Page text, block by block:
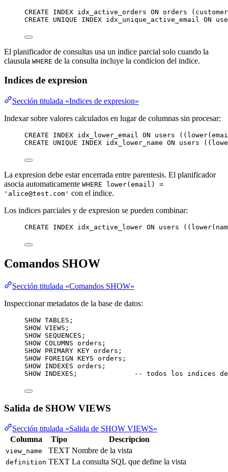
CREATE INDEX idx_active_orders ON orders
CREATE
UNIQUE INDEX idx_unique_active_email ON
El planificador de consultas usa un indice parcial solo cuando la
clausula WHERE de la consulta incluye la condicion del indice.
Indices de expresion
Sección titulada «Indices de expresion»
Indexar sobre valores calculados en lugar de columnas sin procesar:
CREATE INDEX idx_lower_email ON users (( lower
CREATE
UNIQUE INDEX idx_lower_name ON users ((
La expresion debe estar encerrada entre parentesis. El planificador
asocia automaticamente WHERE lower(email) =
'alice@test.com' con el indice.
Los indices parciales y de expresion se pueden combinar:
CREATE INDEX idx_active_lower ON users (( lower(
Comandos SHOW
Sección titulada «Comandos SHOW»
Inspeccionar metadatos de la base de datos:
SHOW TABLES;
SHOW VIEWS;
SHOW SEQUENCES;
SHOW COLUMNS orders;
SHOW PRIMARY KEY orders;
SHOW FOREIGN KEYS orders;
SHOW INDEXES orders;
SHOW INDEXES;
-- todos los indices
Salida de SHOW VIEWS
Sección titulada «Salida de SHOW VIEWS»
Columna
Tipo Descripcion
view_name TEXT Nombre de la vista
definition TEXT La consulta SQL que define la vista